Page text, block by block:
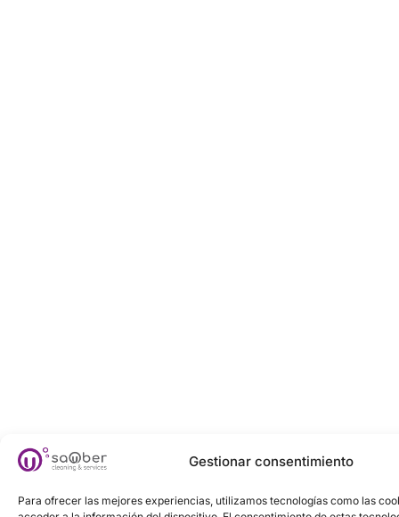
Gestionar consentimiento
Para ofrecer las mejores experiencias, utilizamos tecnologías como las